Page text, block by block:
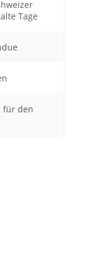
Tage
für den